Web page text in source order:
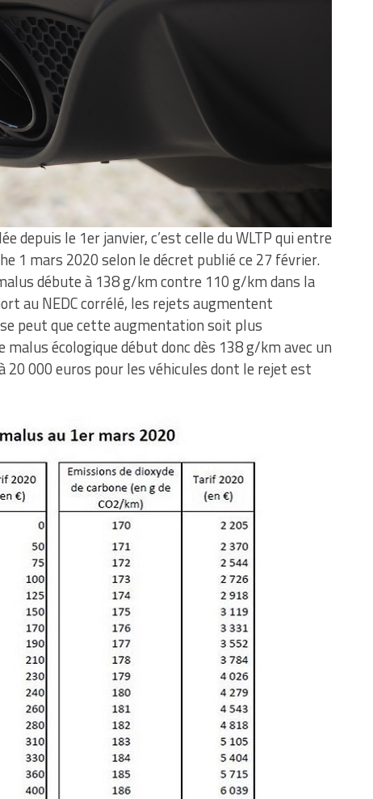
depuis le 1er janvier, c’est celle du WLTP qui entre
1 mars 2020 selon le décret publié ce 27 février.
débute à 138 g/km contre 110 g/km dans la
au NEDC corrélé, les rejets augmentent
se peut que cette augmentation soit plus
écologique début donc dès 138 g/km avec un
000 euros pour les véhicules dont le rejet est